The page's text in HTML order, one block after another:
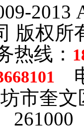
2013
版权
热线：
市奎